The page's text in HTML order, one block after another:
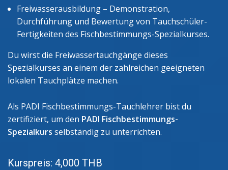
Freiwasserausbildung – Demonstration,
Durchführung und Bewertung von Tauchschüler-
Fertigkeiten des Fischbestimmungs-Spezialkurses.
Du wirst die Freiwassertauchgänge dieses
Spezialkurses an einem der zahlreichen geeigneten
lokalen Tauchplätze machen.
Als PADI Fischbestimmungs-Tauchlehrer bist du
zertifiziert, um den PADI Fischbestimmungs-
Spezialkurs selbständig zu unterrichten.
Kurspreis: 4,000 THB